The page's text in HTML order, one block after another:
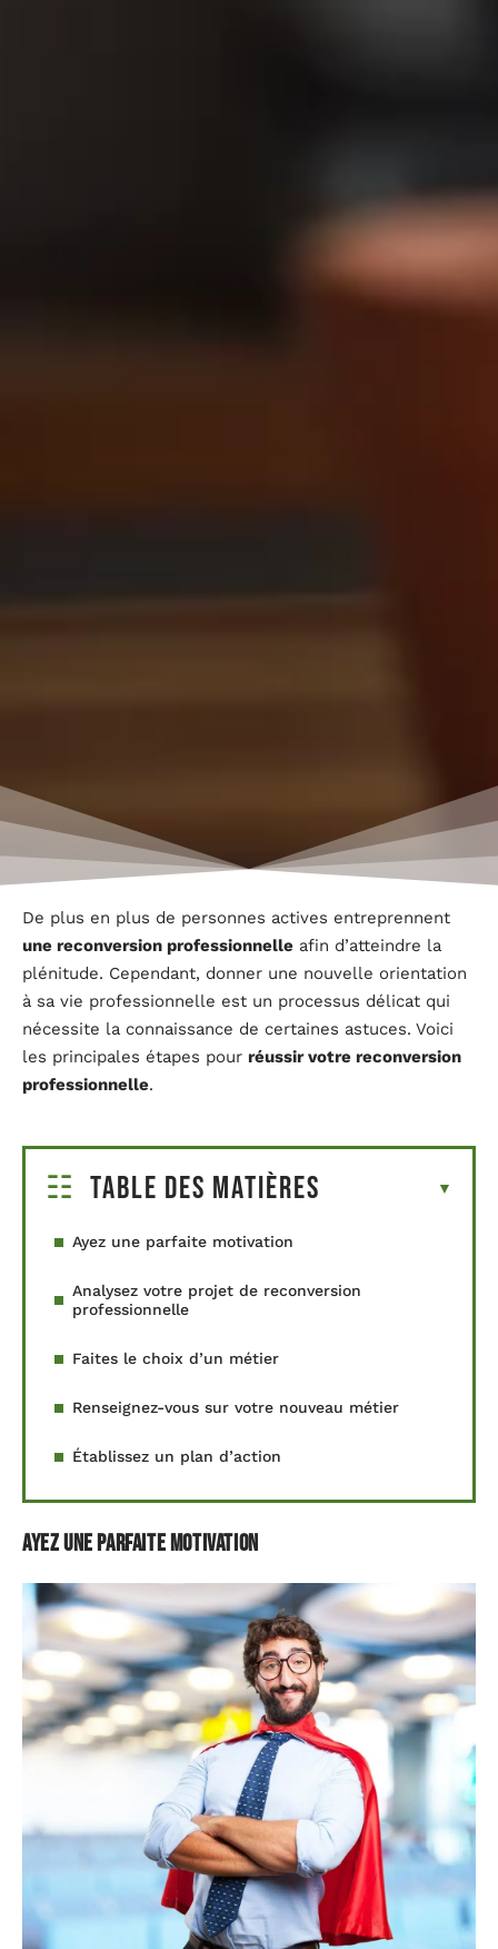
De plus en plus de personnes actives entreprennent
une reconversion professionnelle afin d’atteindre la
plénitude. Cependant, donner une nouvelle orientation
à sa vie professionnelle est un processus délicat qui
nécessite la connaissance de certaines astuces. Voici
les principales étapes pour réussir votre reconversion
professionnelle.
Table des matières
Ayez une parfaite motivation
Analysez votre projet de reconversion
professionnelle
Faites le choix d’un métier
Renseignez-vous sur votre nouveau métier
Établissez un plan d’action
Ayez une parfaite motivation